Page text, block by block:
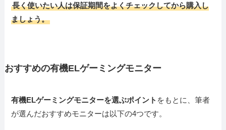
長く使いたい人は保証期間をよくチェックしてから購入し
ましょう。
おすすめの有機ELゲーミングモニター
有機ELゲーミングモニターを選ぶポイント をもとに、筆者
が選んだおすすめモニターは以下の4つです。